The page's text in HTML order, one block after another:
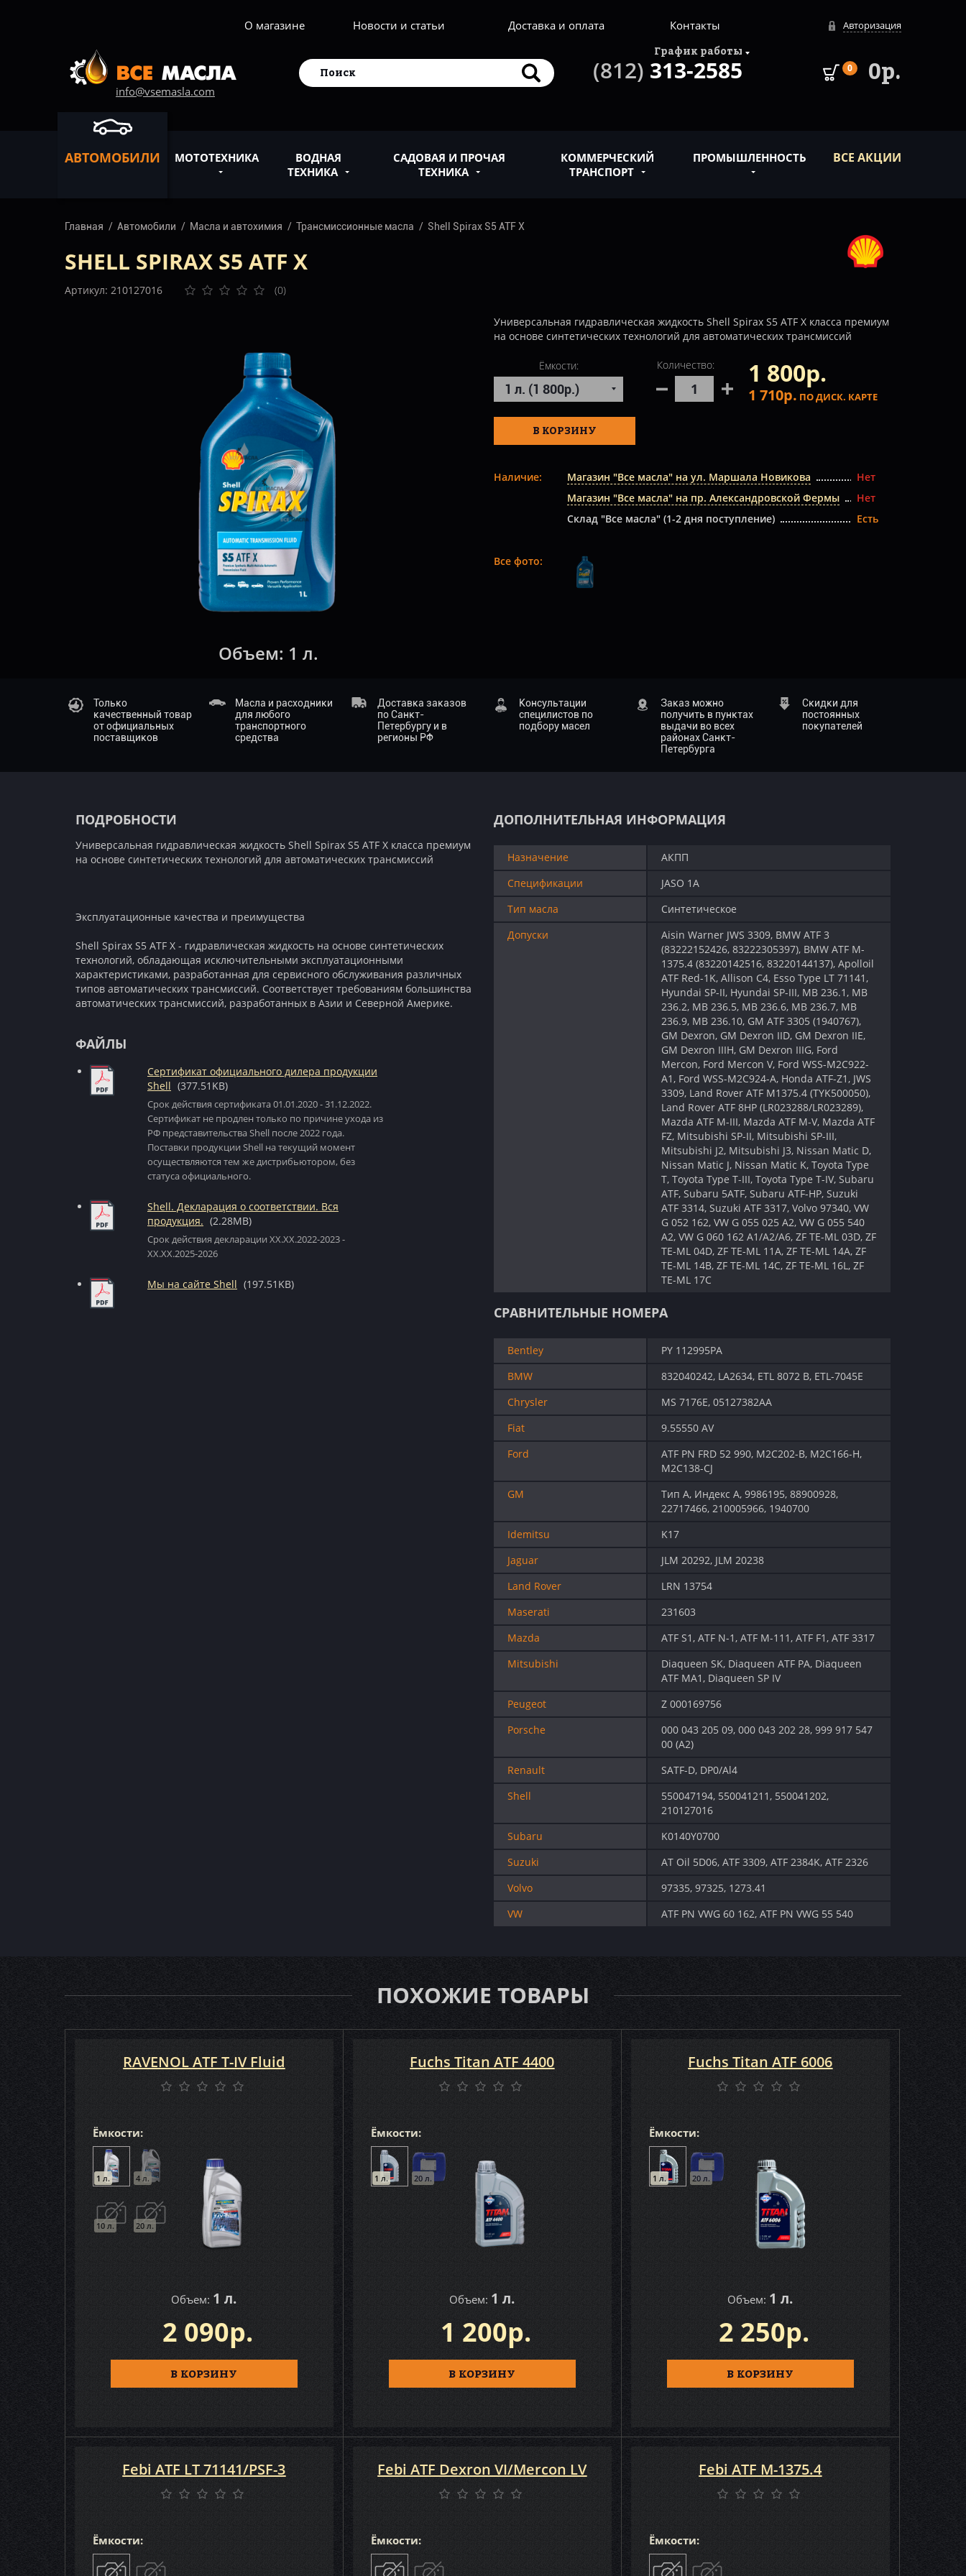
Авторизация
О магазине Новости и статьи Доставка и оплата Контакты
info@vsemasla.com
0 0р.
График работы
(812) 313-2585
АВТОМОБИЛИ МОТОТЕХНИКА
ВОДНАЯ
ТЕХНИКА
САДОВАЯ И ПРОЧАЯ
ТЕХНИКА
КОММЕРЧЕСКИЙ
ТРАНСПОРТ
ПРОМЫШЛЕННОСТЬ ВСЕ АКЦИИ
Главная Автомобили Масла и автохимия Трансмиссионные масла Shell Spirax S5 ATF X
SHELL SPIRAX S5 ATF X
Артикул: 210127016 (0)
Объем: 1 л.
Универсальная гидравлическая жидкость Shell Spirax S5 ATF X класса премиум
на основе синтетических технологий для автоматических трансмиссий
Ёмкости: Количество: 1 800р.
1 710р. ПО ДИСК. КАРТЕ
В КОРЗИНУ
Наличие: Магазин "Все масла" на ул. Маршала Новикова
Нет
Магазин "Все масла" на пр. Александровской Фермы
Нет
Склад "Все масла" (1-2 дня поступление)
Есть
Все фото:
Только
качественный товар
от официальных
поставщиков
Масла и расходники
для любого
транспортного
средства
Доставка заказов
по Санкт-
Петербургу и в
регионы РФ
Консультации
специлистов по
подбору масел
Заказ можно
получить в пунктах
выдачи во всех
районах Санкт-
Петербурга
Скидки для
постоянных
покупателей
ПОДРОБНОСТИ
Универсальная гидравлическая жидкость Shell Spirax S5 ATF X класса премиум
на основе синтетических технологий для автоматических трансмиссий
Эксплуатационные качества и преимущества
Shell Spirax S5 ATF X - гидравлическая жидкость на основе синтетических
технологий, обладающая исключительными эксплуатационными
характеристиками, разработанная для сервисного обслуживания различных
типов автоматических трансмиссий. Соответствует требованиям большинства
автоматических трансмиссий, разработанных в Азии и Северной Америке.
ФАЙЛЫ
Сертификат официального дилера продукции
Shell (377.51KB)
Срок действия сертификата 01.01.2020 - 31.12.2022.
Сертификат не продлен только по причине ухода из
РФ представительства Shell после 2022 года.
Поставки продукции Shell на текущий момент
осуществляются тем же дистрибьютором, без
статуса официального.
Shell. Декларация о соответствии. Вся
продукция. (2.28MB)
Срок действия декларации XX.XX.2022-2023 -
XX.XX.2025-2026
Мы на сайте Shell (197.51KB)
ДОПОЛНИТЕЛЬНАЯ ИНФОРМАЦИЯ
Назначение
АКПП
Спецификации
JASO 1A
Тип масла
Синтетическое
Допуски
Aisin Warner JWS 3309, BMW ATF 3
(83222152426, 83222305397), BMW ATF M-
1375.4 (83220142516, 83220144137), Apolloil
ATF Red-1K, Allison C4, Esso Type LT 71141,
Hyundai SP-II, Hyundai SP-III, MB 236.1, MB
236.2, MB 236.5, MB 236.6, MB 236.7, MB
236.9, MB 236.10, GM ATF 3305 (1940767),
GM Dexron, GM Dexron IID, GM Dexron IIE,
GM Dexron IIIH, GM Dexron IIIG, Ford
Mercon, Ford Mercon V, Ford WSS-M2C922-
A1, Ford WSS-M2C924-A, Honda ATF-Z1, JWS
3309, Land Rover ATF M1375.4 (TYK500050),
Land Rover ATF 8HP (LR023288/LR023289),
Mazda ATF M-III, Mazda ATF M-V, Mazda ATF
FZ, Mitsubishi SP-II, Mitsubishi SP-III,
Mitsubishi J2, Mitsubishi J3, Nissan Matic D,
Nissan Matic J, Nissan Matic K, Toyota Type
T, Toyota Type T-III, Toyota Type T-IV, Subaru
ATF, Subaru 5ATF, Subaru ATF-HP, Suzuki
ATF 3314, Suzuki ATF 3317, Volvo 97340, VW
G 052 162, VW G 055 025 A2, VW G 055 540
A2, VW G 060 162 A1/A2/A6, ZF TE-ML 03D, ZF
TE-ML 04D, ZF TE-ML 11A, ZF TE-ML 14A, ZF
TE-ML 14B, ZF TE-ML 14C, ZF TE-ML 16L, ZF
TE-ML 17C
СРАВНИТЕЛЬНЫЕ НОМЕРА
Bentley
PY 112995PA
BMW
832040242, LA2634, ETL 8072 B, ETL-7045E
Chrysler
MS 7176E, 05127382AA
Fiat
9.55550 AV
Ford
ATF PN FRD 52 990, M2C202-B, M2C166-H,
M2C138-CJ
GM
Тип A, Индекс A, 9986195, 88900928,
22717466, 210005966, 1940700
Idemitsu
K17
Jaguar
JLM 20292, JLM 20238
Land Rover
LRN 13754
Maserati
231603
Mazda
ATF S1, ATF N-1, ATF M-111, ATF F1, ATF 3317
Mitsubishi
Diaqueen SK, Diaqueen ATF PA, Diaqueen
ATF MA1, Diaqueen SP IV
Peugeot
Z 000169756
Porsche
000 043 205 09, 000 043 202 28, 999 917 547
00 (A2)
Renault
SATF-D, DP0/Al4
Shell
550047194, 550041211, 550041202,
210127016
Subaru
K0140Y0700
Suzuki
AT Oil 5D06, ATF 3309, ATF 2384K, ATF 2326
Volvo
97335, 97325, 1273.41
VW
ATF PN VWG 60 162, ATF PN VWG 55 540
ПОХОЖИЕ ТОВАРЫ
Ёмкости:
1 л. 4 л.
10 л. 20 л.
Объем: 1 л.
RAVENOL ATF T-IV Fluid
2 090р.
В КОРЗИНУ
Ёмкости:
1 л. 20 л.
Объем: 1 л.
Fuchs Titan ATF 4400
1 200р.
В КОРЗИНУ
Ёмкости:
1 л. 20 л.
Объем: 1 л.
Fuchs Titan ATF 6006
2 250р.
В КОРЗИНУ
Ёмкости:
Febi ATF LT 71141/PSF-3
Ёмкости:
Febi ATF Dexron VI/Mercon LV
Ёмкости:
Febi ATF M-1375.4